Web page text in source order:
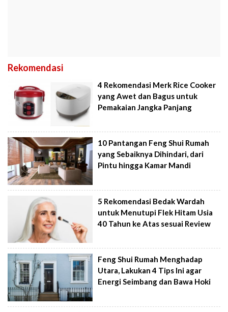
Rekomendasi
4 Rekomendasi Merk Rice Cooker
yang Awet dan Bagus untuk
Pemakaian Jangka Panjang
10 Pantangan Feng Shui Rumah
yang Sebaiknya Dihindari, dari
Pintu hingga Kamar Mandi
5 Rekomendasi Bedak Wardah
untuk Menutupi Flek Hitam Usia
40 Tahun ke Atas sesuai Review
Feng Shui Rumah Menghadap
Utara, Lakukan 4 Tips Ini agar
Energi Seimbang dan Bawa Hoki